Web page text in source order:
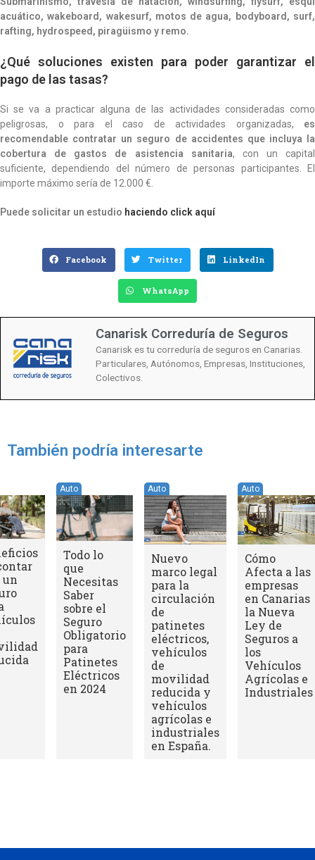
acuático, wakeboard, wakesurf, motos de agua, bodyboard, surf,
rafting, hydrospeed, piragüismo y remo.
¿Qué soluciones existen para poder garantizar el
pago de las tasas?
Si se va a practicar alguna de las actividades consideradas como
peligrosas, o para el caso de actividades organizadas, es
recomendable contratar un seguro de accidentes que incluya la
cobertura de gastos de asistencia sanitaria, con un capital
suficiente, dependiendo del número de personas participantes. El
importe máximo sería de 12.000 €.
Puede solicitar un estudio haciendo click aquí
Facebook Twitter LinkedIn
WhatsApp
Canarisk Correduría de Seguros
Canarisk es tu correduría de seguros en Canarias.
Particulares, Autónomos, Empresas, Instituciones,
Colectivos.
También podría interesarte
un
Auto
Todo lo
que
Necesitas
Saber
sobre el
Seguro
Obligatorio
para
Patinetes
Eléctricos
en 2024
Auto
Nuevo
marco legal
para la
circulación
de
patinetes
eléctricos,
vehículos
de
movilidad
reducida y
vehículos
agrícolas e
industriales
en España.
Auto
Cómo
Afecta a las
empresas
en Canarias
la Nueva
Ley de
Seguros a
los
Vehículos
Agrícolas e
Industriales